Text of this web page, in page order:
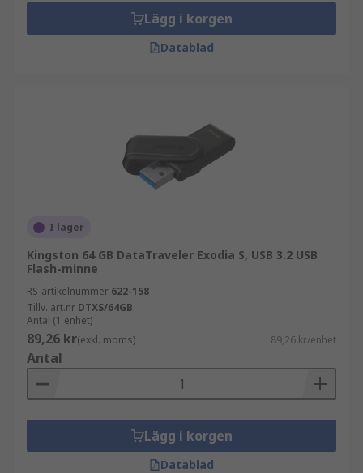
Lägg i korgen
Datablad
I lager
Kingston 64 GB DataTraveler Exodia S, USB 3.2 USB
Flash-minne
RS-artikelnummer 622-158
Tillv. art.nr DTXS/64GB
Antal (1 enhet)
89,26 kr(exkl. moms) 89,26 kr/enhet
Antal
Lägg i korgen
Datablad